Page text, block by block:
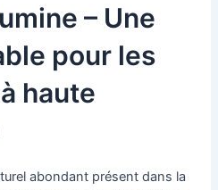
– Une
pour les
haute
abondant présent dans la